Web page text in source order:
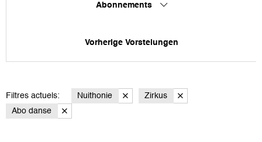
Abonnements
Vorherige Vorstelungen
Filtres actuels: Nuithonie
Zirkus
Abo danse